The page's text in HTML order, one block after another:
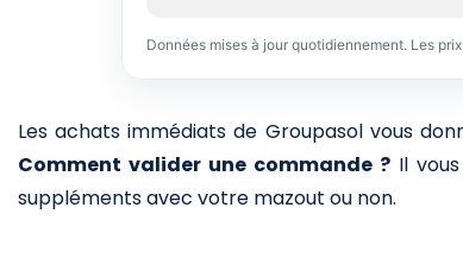
Données mises à jour quotidiennement. Les
Les achats immédiats de Groupasol vous
Comment valider une commande ? Il
suppléments avec votre mazout ou non.